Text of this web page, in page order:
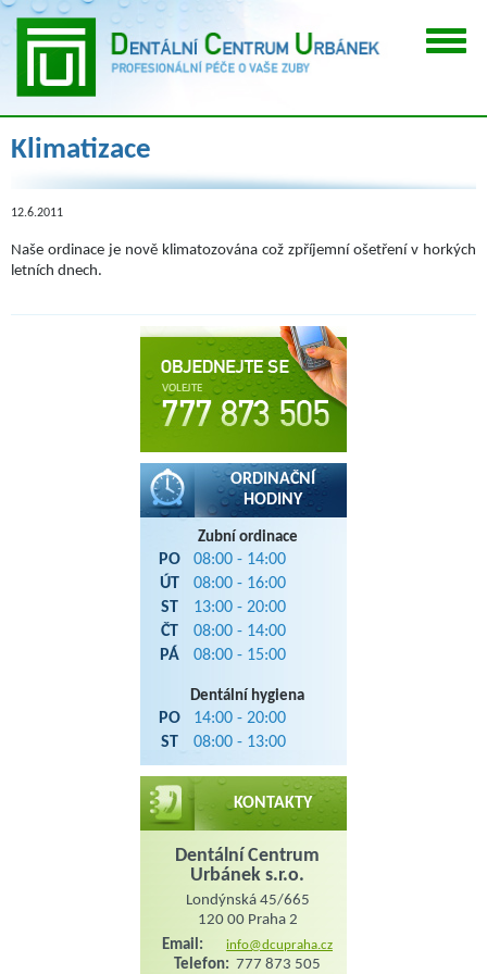
Klimatizace
12.6.2011
Naše ordinace je nově klimatozována což zpříjemní ošetření v horkých
letních dnech.
ORDINAČNÍ
HODINY
Zubní ordinace
PO
08:00 - 14:00
ÚT
08:00 - 16:00
ST
13:00 - 20:00
ČT
08:00 - 14:00
PÁ
08:00 - 15:00
Dentální hygiena
PO
14:00 - 20:00
ST
08:00 - 13:00
KONTAKTY
Dentální Centrum
Urbánek s.r.o.
Londýnská 45/665
120 00 Praha 2
Email:
info@dcupraha.cz
Telefon: 777 873 505